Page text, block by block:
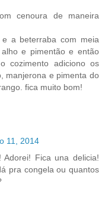
cenoura de maneira
a beterraba com meia
e pimentão e então
cozimento adiciono os
manjerona e pimenta do
fica muito bom!
11, 2014
Fica una delicia!
pra congela ou quantos